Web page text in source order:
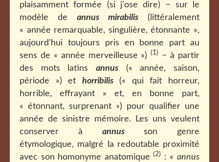
plaisamment formée (si j'ose dire) − sur le
modèle de annus mirabilis (littéralement
« année remarquable, singulière, étonnante »,
aujourd'hui toujours pris en bonne part au
sens de « année merveilleuse »)(1)
− à partir
des mots latins annus (« année, saison,
période ») et horribilis(« qui fait horreur,
horrible, effrayant » et, en bonne part,
« étonnant, surprenant ») pour qualifier une
année de sinistre mémoire. Les uns veulent
conserver à annusson genre
étymologique, malgré la redoutable proximité
avec son homonyme anatomique(2) : «annus